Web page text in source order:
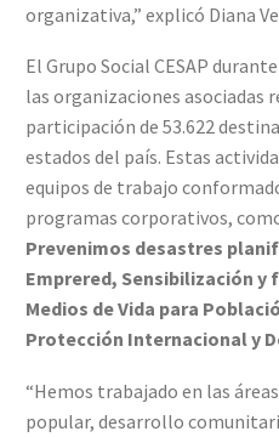
organizativa,” explicó Diana
El Grupo Social CESAP
las organizaciones asociadas
participación de 53.622
estados del país. Estas
equipos de trabajo
programas corporativos,
Prevenimos desastres
Emprered, Sensibilización y
Medios de Vida para
Protección Internacional y
“Hemos trabajado en las
popular, desarrollo